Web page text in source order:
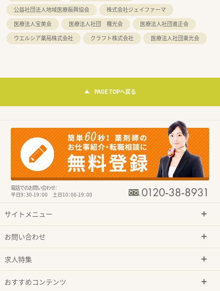
公益社団法人地域医療振興協会
株式会社ジェイファーマ
医療法人宝美会
医療法人社団 種光会
医療法人社団進正会
ウエルシア薬局株式会社
クラフト株式会社 医療法人社団東光会
PAGE TOPへ戻る
電話でのお問い合わせ：
平日9：30-19：00 土日10：00-19：00
サイトメニュー
お問い合わせ
求人特集
おすすめコンテンツ